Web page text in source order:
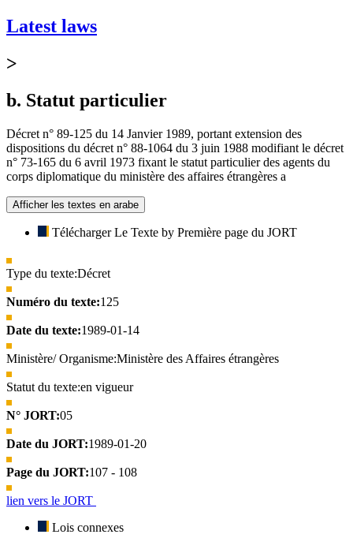
Latest laws
>
b. Statut particulier
Décret n° 89-125 du 14 Janvier 1989, portant extension des
dispositions du décret n° 88-1064 du 3 juin 1988 modifiant le décret
n° 73-165 du 6 avril 1973 fixant le statut particulier des agents du
corps diplomatique du ministère des affaires étrangères a
Afficher les textes en arabe
Télécharger Le Texte by Première page du JORT
Type du texte:Décret
Numéro du texte:125
Date du texte:1989-01-14
Ministère/ Organisme:Ministère des Affaires étrangères
Statut du texte:en vigueur
N° JORT:05
Date du JORT:1989-01-20
Page du JORT:107 - 108
lien vers le JORT
Lois connexes